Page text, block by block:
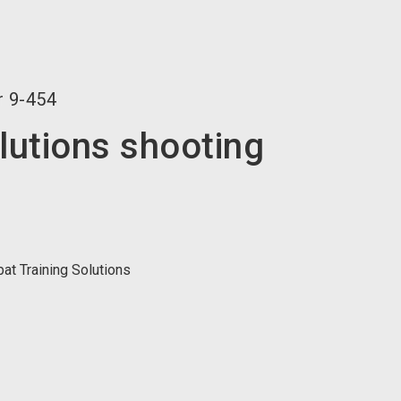
9-454
shooting
Training Solutions